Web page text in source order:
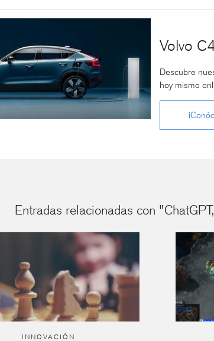
Volvo
Descubre
hoy mismo
Entradas relacionadas con
INNOVACIÓN